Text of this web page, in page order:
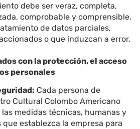
debe ser veraz, completa,
comprobable y comprensible.
de datos parciales,
o que induzcan a error.
con la protección, el acceso
personales
Cada persona de
Cultural Colombo Americano
medidas técnicas, humanas y
establezca la empresa para